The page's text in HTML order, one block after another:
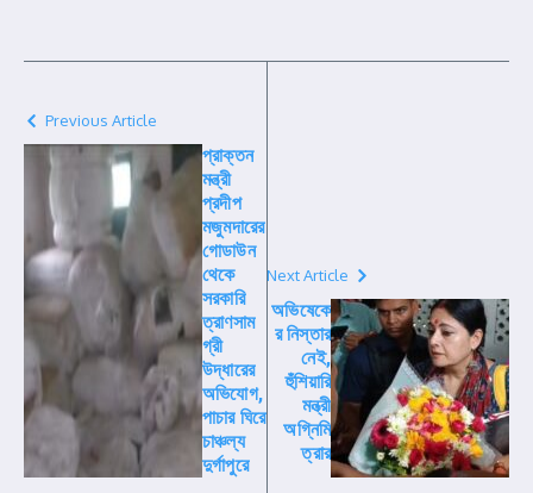
Previous Article
প্রাক্তন
মন্ত্রী
প্রদীপ
মজুমদারের
গোডাউন
থেকে
সরকারি
ত্রাণসাম
গ্রী
উদ্ধারের
অভিযোগ,
পাচার ঘিরে
চাঞ্চল্য
দুর্গাপুরে
Next Article
অভিষেকে
র নিস্তার
নেই,
হুঁশিয়ারি
মন্ত্রী
অগ্নিমি
ত্রার